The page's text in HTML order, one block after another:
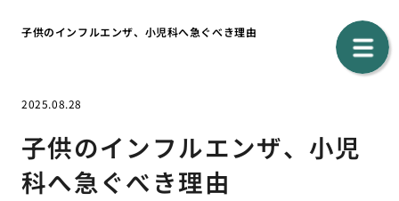
子供のインフルエンザ、小児科へ急ぐべき理由
2025.08.28
子供のインフルエンザ、小児
科へ急ぐべき理由